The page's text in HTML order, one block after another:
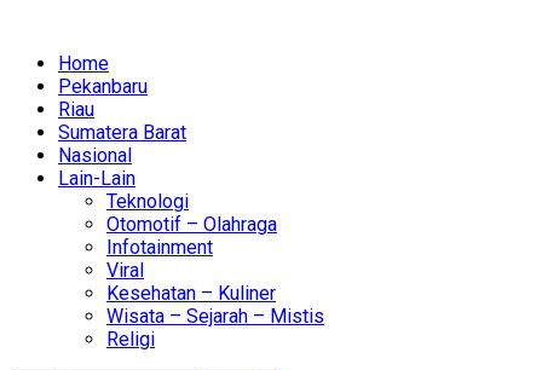
Home
Pekanbaru
Riau
Sumatera Barat
Nasional
Lain-Lain
Teknologi
Otomotif – Olahraga
Infotainment
Viral
Kesehatan – Kuliner
Wisata – Sejarah – Mistis
Religi